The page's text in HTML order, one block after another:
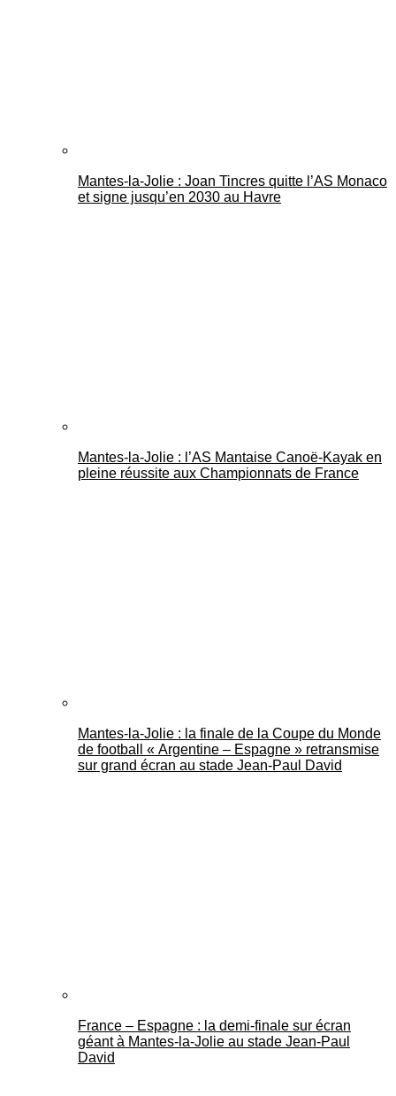
Mantes-la-Jolie : Joan Tincres quitte l’AS Monaco
et signe jusqu’en 2030 au Havre
Mantes-la-Jolie : l’AS Mantaise Canoë‑Kayak en
pleine réussite aux Championnats de France
Mantes-la-Jolie : la finale de la Coupe du Monde
de football « Argentine – Espagne » retransmise
sur grand écran au stade Jean-Paul David
France – Espagne : la demi-finale sur écran
géant à Mantes-la-Jolie au stade Jean-Paul
David